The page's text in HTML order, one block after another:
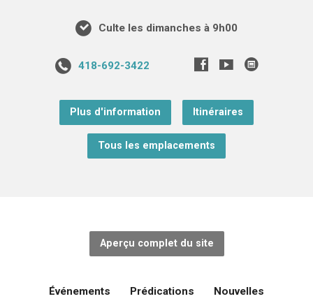
Culte les dimanches à 9h00
418-692-3422
Plus d'information Itinéraires
Tous les emplacements
Aperçu complet du site
Événements Prédications
Nouvelles